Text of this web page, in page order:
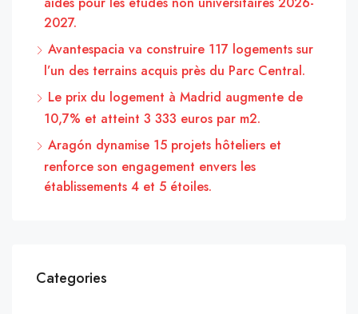
2027.
Avantespacia va construire 117 logements sur
l’un des terrains acquis près du Parc Central.
Le prix du logement à Madrid augmente de
10,7% et atteint 3 333 euros par m2.
Aragón dynamise 15 projets hôteliers et
renforce son engagement envers les
établissements 4 et 5 étoiles.
Categories